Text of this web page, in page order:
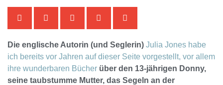
Die englische Autorin (und Seglerin) Julia Jones habe
ich bereits vor Jahren auf dieser Seite vorgestellt, vor allem
ihre wunderbaren Bücher über den 13-jährigen Donny,
seine taubstumme Mutter, das Segeln an der